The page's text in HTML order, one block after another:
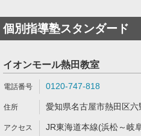
個別指導塾スタンダード
イオンモール熱田教室
0120-747-818
愛知県名古屋市熱田区
JR東海道本線(浜松～岐